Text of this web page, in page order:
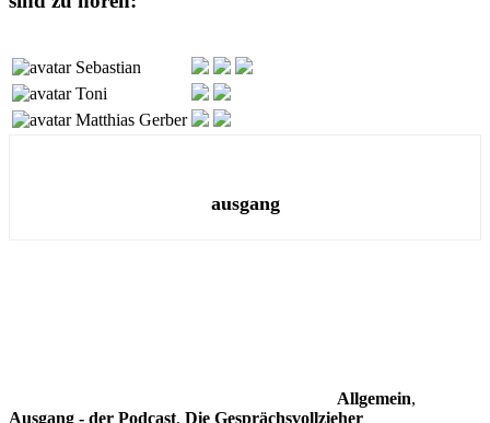
Sebastian
Toni
Matthias Gerber
ausgang
Allgemein,
Ausgang - der Podcast, Die Gesprächsvollzieher